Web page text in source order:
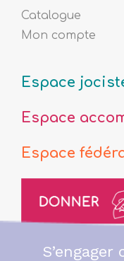
Catalogue
Mon compte
Espace
Espace
Espace